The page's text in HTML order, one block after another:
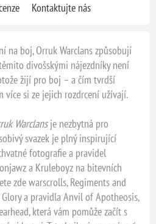
Kontaktujte nás
na boj, Orruk Warclans způsobují
divošskými nájezdníky není
žijí pro boj – a čím tvrdší
více si ze jejich rozdrcení užívají.
Warclansje nezbytná pro
svazek je plný inspirující
fotografie a pravidel
a Kruleboyz na bitevních
zde warscrolls, Regiments and
a pravidla Anvil of Apotheosis,
která vám pomůže začít s